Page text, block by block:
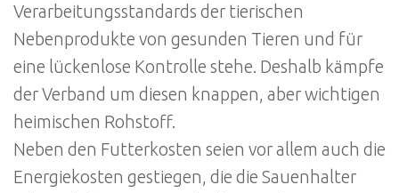
Verarbeitungsstandards der tierischen
Nebenprodukte von gesunden Tieren und für
eine lückenlose Kontrolle stehe. Deshalb kämpfe
der Verband um diesen knappen, aber wichtigen
heimischen Rohstoff.
Neben den Futterkosten seien vor allem auch die
Energiekosten gestiegen, die die Sauenhalter